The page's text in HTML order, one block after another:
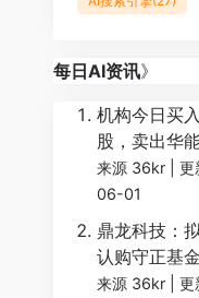
每日AI资讯》
机构今日买
股，卖出华
来源 36kr
更
06-01
鼎龙科技：
认购守正基
来源 36kr
更